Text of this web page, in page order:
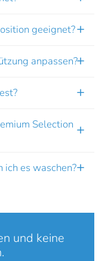
geeignet?
anpassen?
Selection
ich es waschen?
Sie auf den Button
Daten an Drittanbieter
und keine